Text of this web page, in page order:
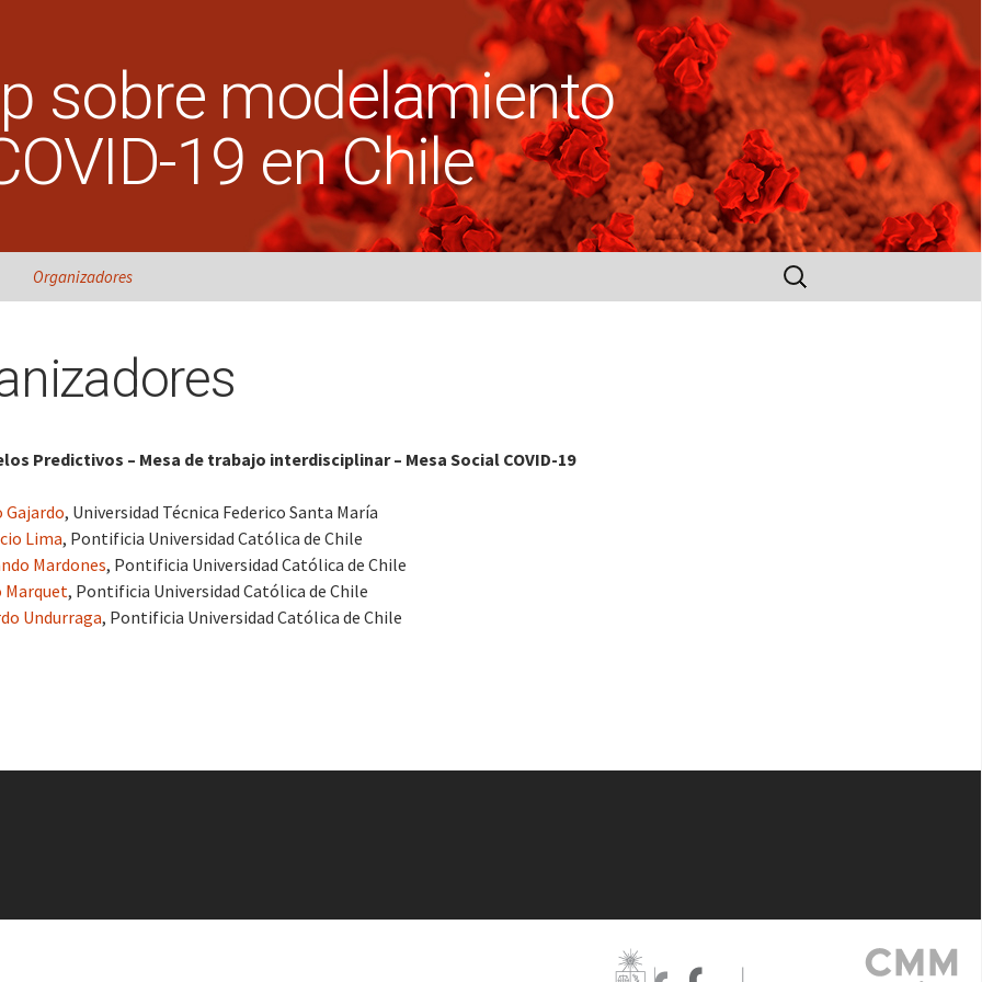
sobre modelamiento
19 en Chile
Organizadores
Buscar:
Predictivos – Mesa de trabajo interdisciplinar – Mesa Social COVID-19
Gajardo, Universidad Técnica Federico Santa María
Lima, Pontificia Universidad Católica de Chile
Mardones, Pontificia Universidad Católica de Chile
Marquet, Pontificia Universidad Católica de Chile
Undurraga, Pontificia Universidad Católica de Chile